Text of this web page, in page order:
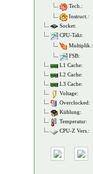
Tech.:
Instruct.:
Socket:
CPU-Takt:
Multiplik.:
FSB:
L1 Cache:
L2 Cache:
L3 Cache:
Voltage:
Overclocked:
Kühlung:
Temperatur:
CPU-Z Vers.: